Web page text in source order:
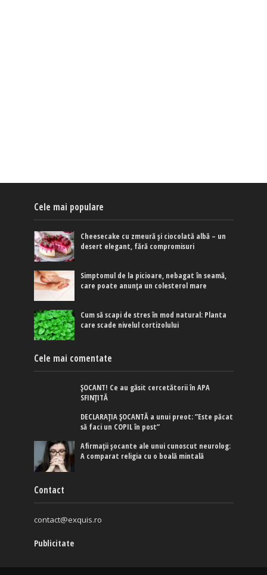
Cele mai populare
Cheesecake cu zmeură și ciocolată albă – un
desert elegant, fără compromisuri
Simptomul de la picioare, nebagat în seamă,
care poate anunța un colesterol mare
Cum să scapi de stres în mod natural: Planta
care scade nivelul cortizolului
Cele mai comentate
ȘOCANT! Ce au găsit cercetătorii în APA
SFINȚITĂ
DECLARAȚIA ȘOCANTĂ a unui preot: ”Este păcat
să faci un COPIL în post”
Afirmaţii şocante ale unui cunoscut neurolog:
A comparat religia cu o boală mintală
Contact
contact@exquis.ro
Publicitate